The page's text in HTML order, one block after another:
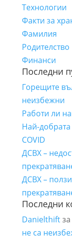
Технологии
Факти за
Фамилия
Родителство
Финанси
Последни
Горещите
неизбежни
Работи ли
Най-
COVID
ДСВХ –
ДСВХ –
Последни
Danielthiftза
не са